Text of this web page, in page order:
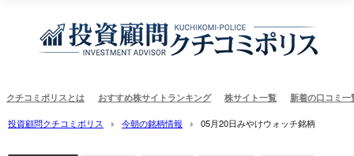
クチコミポリスとは おすすめ株サイトランキング 株サイト一覧 新着の口コミ一
投資顧問クチコミポリス 今朝の銘柄情報 05月20日みやけウォッチ銘柄